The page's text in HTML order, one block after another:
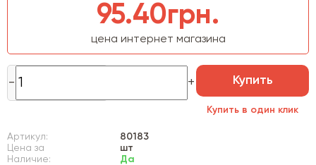
95.40грн.
цена интернет магазина
Купить
Купить в один клик
Артикул:
80183
Цена за
шт
Наличие:
Да